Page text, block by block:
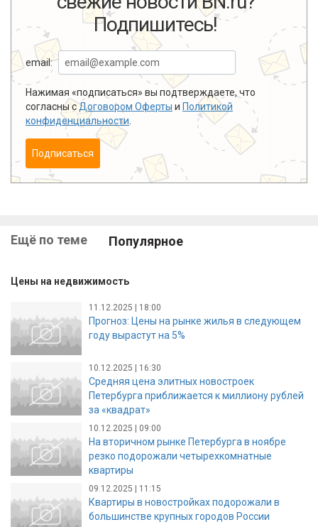
Подпишитесь!
email:
Нажимая «подписаться» вы подтверждаете, что
согласны сДоговором Оферты и Политикой
конфиденциальности
Подписаться
Ещё по теме Популярное
Цены на недвижимость
11.12.2025 | 18:00
Прогноз: Цены на рынке жилья в следующем
году вырастут на 5%
10.12.2025 | 16:30
Средняя цена элитных новостроек
Петербурга приближается к миллиону рублей
за «квадрат»
10.12.2025 | 09:00
На вторичном рынке Петербурга в ноябре
резко подорожали четырехкомнатные
квартиры
09.12.2025 | 11:15
Квартиры в новостройках подорожали в
большинстве крупных городов России